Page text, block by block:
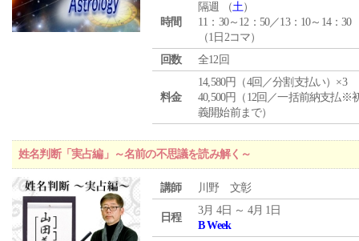
時間
隔週 （土）
11：30～12：50／13：10～14：30
（1日2コマ）
回数
全12回
料金
14,580円（4回／分割支払い）×3
40,500円（12回／一括前納支払※
義開始前まで）
姓名判断「実占編」～名前の不思議を読み解く～
講師 川野 文彰
日程
3月 4日 ～ 4月 1日
B Week